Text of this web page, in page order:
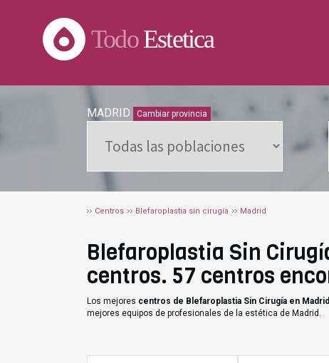
TodoEstetica
MADRID Cambiar provincia
Centros Blefaroplastia sin cirugía Madrid
Blefaroplastia Sin
centros. 57 centros
Los mejores centros de Blefaroplastia Sin Cirugía en Madrid
mejores equipos de profesionales de la estética de Madrid.